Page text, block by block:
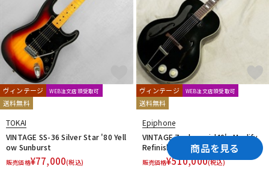
ヴィンテージ WEB注文店頭受取可
送料無料
TOKAI
VINTAGE SS-36 Silver Star '80 Yell
ow Sunburst
販売価格¥77,000(税込)
ヴィンテージ WEB注文店頭受取可
送料無料
Epiphone
VINTAGE Zephyr mid40's Modify
Refinish Black
販売価格¥510,000(税込)
商品を見る